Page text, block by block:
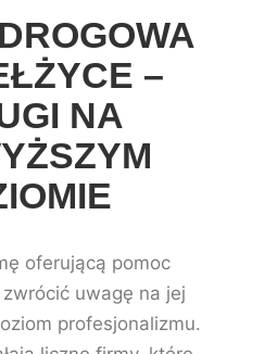
–
NA
oferującą pomoc
uwagę na jej
profesjonalizmu.